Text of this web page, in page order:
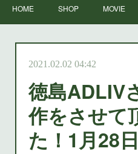
HOME SHOP MOVIE
2021.02.02 04:42
徳島ADLIV
作をさせて
た！1月28日